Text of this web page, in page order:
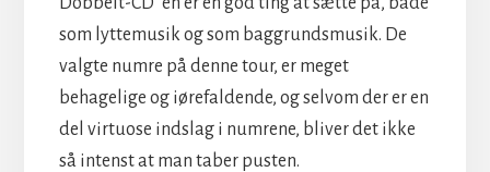
som lyttemusik og som baggrundsmusik. De
valgte numre på denne tour, er meget
behagelige og iørefaldende, og selvom der er en
del virtuose indslag i numrene, bliver det ikke
så intenst at man taber pusten.